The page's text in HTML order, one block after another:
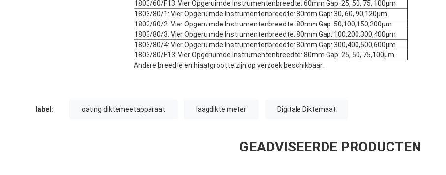
1803/60/F13: Vier Opgeruimde Instrumentenbreedte: 60mm Gap: 25, 50, 75, 100µm
1803/80/1: Vier Opgeruimde Instrumentenbreedte: 80mm Gap: 30, 60, 90,120µm
1803/80/2: Vier Opgeruimde Instrumentenbreedte: 80mm Gap: 50,100,150,200µm
1803/80/3: Vier Opgeruimde Instrumentenbreedte: 80mm Gap: 100,200,300,400µm
1803/80/4: Vier Opgeruimde Instrumentenbreedte: 80mm Gap: 300,400,500,600µm
1803/80/F13: Vier Opgeruimde Instrumentenbreedte: 80mm Gap: 25, 50, 75,100µm
Andere breedte en hiaatgrootte zijn op verzoek beschikbaar.
label: oating diktemeetapparaat laagdikte meter Digitale Diktemaat
GEADVISEERDE PRODUCTEN